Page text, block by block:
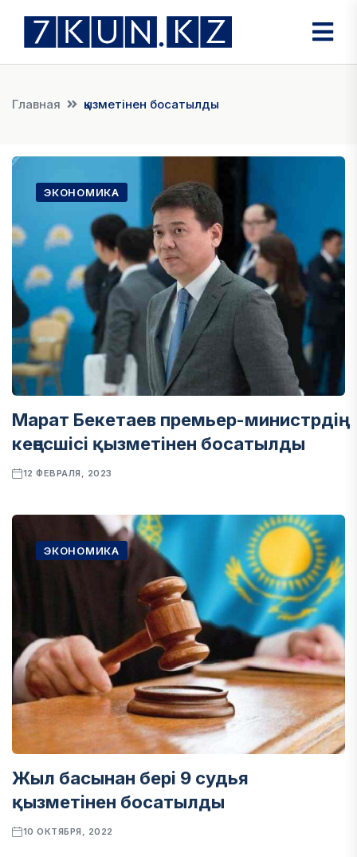
Главная қызметінен босатылды
ЭКОНОМИКА
Марат Бекетаев премьер-министрдің
кеңесшісі қызметінен босатылды
12 ФЕВРАЛЯ, 2023
ЭКОНОМИКА
Жыл басынан бері 9 судья
қызметінен босатылды
10 ОКТЯБРЯ, 2022